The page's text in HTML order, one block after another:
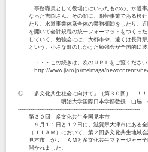
事務職員として役場にはいったものの、水道事
なった吉岡さん。その間に、附帯事業である検針
たり、水道事業体系全体の業務棚卸をしたり、近
を開いて会計規程の統一フォーマットをつくった
していく。勉強会には、大都市や、遠くは長野県
という。小さな町のしかけた勉強会が全国的に波
・・・この続きは、次のＵＲＬをご覧ください
http://www.jiam.jp/melmaga/newcontents/
--------------------------------------------------------------------
◎ 「多文化共生社会に向けて」（第３０回）！
明治大学国際日本学部教授 山脇
--------------------------------------------------------------------
第３０回 多文化共生全国見本市
９月１１日と１２日に、滋賀県大津市にある全
（ＪＩＡＭ）において、第２回多文化共生地域会
見本市」がＪＩＡＭと多文化共生マネージャー全
開かれました。